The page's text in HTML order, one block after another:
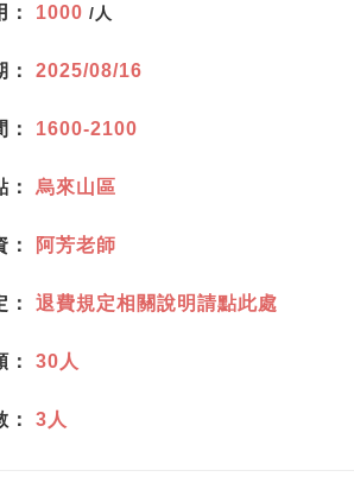
： 1000 /人
：2025/08/16
： 1600-2100
：烏來山區
： 阿芳老師
：退費規定相關說明請點此處
：30人
：3人